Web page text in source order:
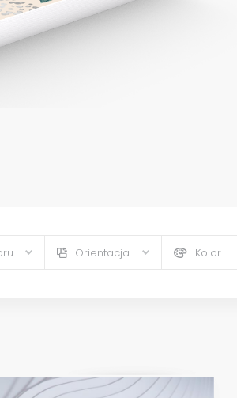
Orientacja Kolor